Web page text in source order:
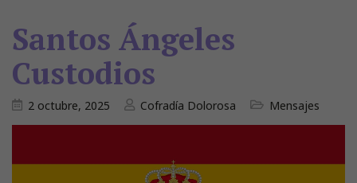
Santos Ángeles
Custodios
2 octubre, 2025 Cofradía Dolorosa Mensajes